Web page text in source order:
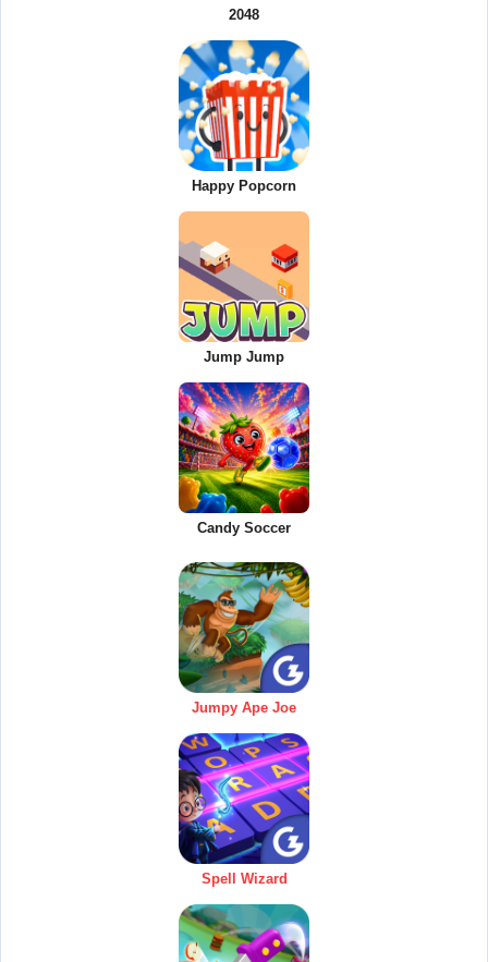
2048
Happy Popcorn
Jump Jump
Candy Soccer
Jumpy Ape Joe
Spell Wizard